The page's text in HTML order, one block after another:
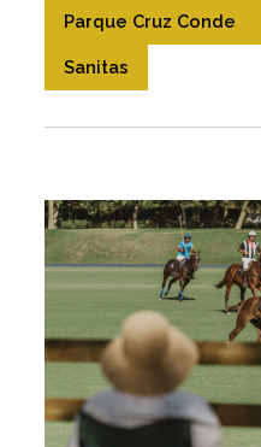
Parque Cruz Conde
Sanitas